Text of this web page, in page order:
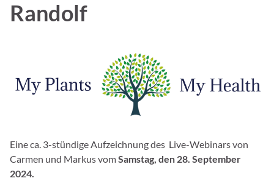
Randolf
Eine ca. 3-stündige Aufzeichnung des Live-Webinars von
Carmen und Markus vomSamstag, den 28. September
2024.